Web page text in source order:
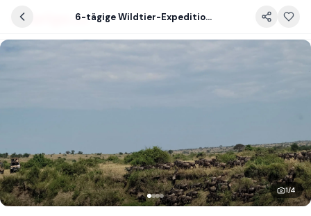
6-tägige Wildtier-Expedition in die Serengeti und zum Ngorongoro-Krater
1/4